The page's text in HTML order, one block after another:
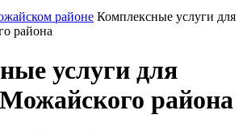
районе Комплексные услуги для
района
услуги для
района